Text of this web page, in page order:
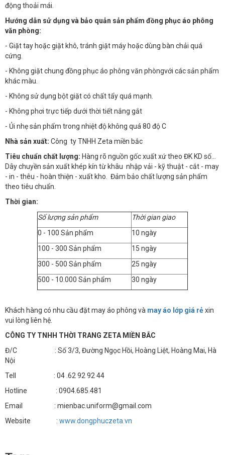
động thoải mái.
Hướng dẫn sử dụng và bảo quản sản phẩm đồng phục áo phông
văn phòng:
- Giặt tay hoặc giặt khô, tránh giặt máy hoặc dùng bàn chải quá
cứng.
- Không giặt chung đồng phục áo phông văn phòngvới các sản phẩm
khác màu.
- Không sử dụng bột giặt có chất tẩy quá mạnh.
- Không phơi trực tiếp dưới thời tiết nắng gắt
- Ủi nhẹ sản phẩm trong nhiệt độ không quá 80 độ C
Nhà sản xuất: Công ty TNHH Zeta miền bắc
Tiêu chuẩn chất lượng: Hàng rõ nguồn gốc xuất xứ theo ĐK KD số…
Dây chuyền sản xuất khép kín từ khâu nhập vải - kỹ thuật - cắt - may
- in - thêu - hoàn thiện - xuất kho. Đảm bảo chất lượng sản phẩm
theo tiêu chuẩn.
Thời gian:
Số lượng sản phẩm
Thời gian giao
0 - 100 Sản phẩm
10 ngày
100 - 300 Sản phẩm
15 ngày
300 - 500 Sản phẩm
25 ngày
500 - 10.000 Sản phẩm
30 ngày
Khách hàng có nhu cầu đặt may áo phông và may áo lớp giá rẻxin
vui lòng liên hệ.
CÔNG TY TNHH THỜI TRANG ZETA MIỀN BẮC
Đ/C : Số 3/3, Đường Ngọc Hồi, Hoàng Liệt, Hoàng Mai, Hà
Nội
Tell : 04 .62 92 92 44
Hotline : 0904.685.481
Email : mienbac.uniform@gmail.com
Website : www.dongphuczeta.vn